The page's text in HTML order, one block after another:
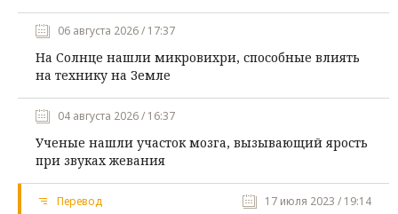
06 августа 2026 / 17:37
На Солнце нашли микровихри, способные влиять
на технику на Земле
04 августа 2026 / 16:37
Ученые нашли участок мозга, вызывающий ярость
при звуках жевания
Перевод 17 июля 2023 / 19:14